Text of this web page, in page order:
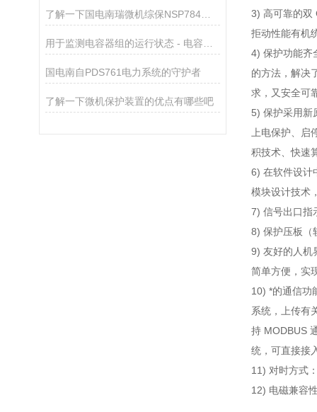
了解一下国电南瑞微机综保NSP784的配置有哪些
国电南自PDS761电力系统的守护者
了解一下微机保护装置的优点有哪些吧
3) 高可靠的双
拒动性能有机
4) 保护功能齐
的方法，解决
求，又安全可
5) 保护采用新
上电保护、
积技术、快速
6) 在软件设计
模块设计技术
7) 信号出口指
8) 保护压板（
9) 友好的人机
简单方便，实
10) *的通信功
系统，上传有
持 MODBUS
统，可直接接
11) 对时方式
12) 电磁兼容